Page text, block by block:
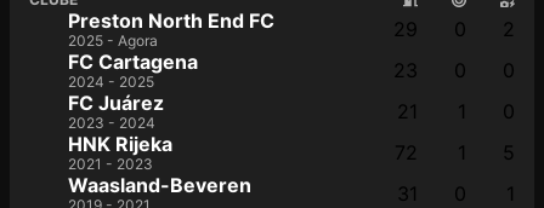
Preston North End FC
2025 - Agora 29 0
2
FC Cartagena
2024 - 2025 23 0
0
FC Juárez
2023 - 2024 21 1
0
HNK Rijeka
2021 - 2023 72 1
5
Waasland-Beveren
31 0
1